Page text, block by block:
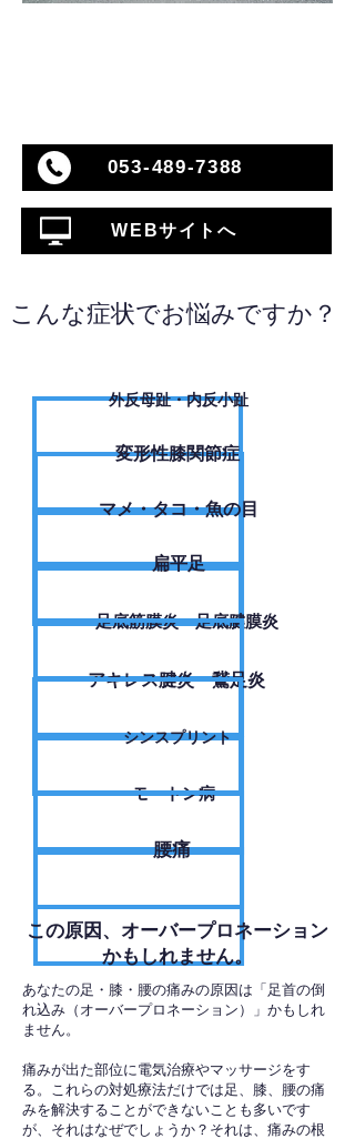
053-489-7388
WEBサイトへ
こんな症状でお悩みですか？
外反母趾・内反小趾
変形性膝関節症
​マメ・タコ・魚の目
扁平足
足底筋膜炎・足底腱膜炎
アキレス腱炎・鵞足炎
シンスプリント
モートン病
腰痛
​この原因、オーバープロネーション
かもしれません。
あなたの足・膝・腰の痛みの原因は「足首の倒
れ込み（オーバープロネーション）」かもしれ
ません。
痛みが出た部位に電気治療やマッサージをす
る。これらの対処療法だけでは足、膝、腰の痛
みを解決することができないことも多いです
が、それはなぜでしょうか？それは、痛みの根